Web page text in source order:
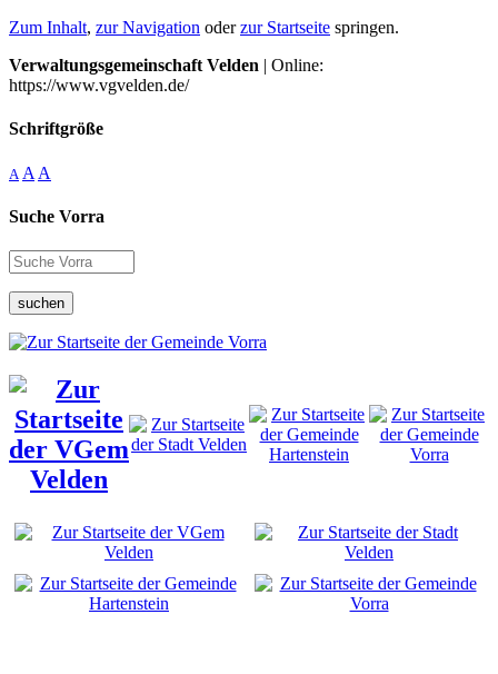
Zum Inhalt, zur Navigation oderzur Startseite springen.
Verwaltungsgemeinschaft Velden | Online:
https://www.vgvelden.de/
Schriftgröße
A A A
Suche Vorra
suchen